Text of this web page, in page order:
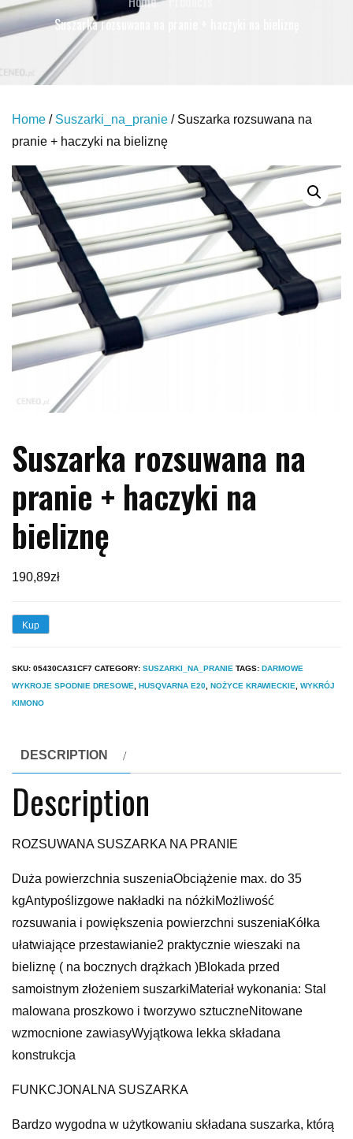
Suszarka rozsuwana na pranie + haczyki na bieliznę
Home / Suszarki_na_pranie / Suszarka rozsuwana na
pranie + haczyki na bieliznę
Suszarka rozsuwana na
pranie + haczyki na
bieliznę
190,89zł
Kup
SKU: 05430CA31CF7 CATEGORY: SUSZARKI_NA_PRANIE TAGS: DARMOWE
WYKROJE SPODNIE DRESOWE, HUSQVARNA E20, NOŻYCE KRAWIECKIE, WYKRÓJ
KIMONO
DESCRIPTION
Description
ROZSUWANA SUSZARKA NA PRANIE
Duża powierzchnia suszeniaObciążenie max. do 35
kgAntypoślizgowe nakładki na nóżkiMożliwość
rozsuwania i powiększenia powierzchni suszeniaKółka
ułatwiające przestawianie2 praktycznie wieszaki na
bieliznę ( na bocznych drążkach )Blokada przed
samoistnym złożeniem suszarkiMateriał wykonania: Stal
malowana proszkowo i tworzywo sztuczneNitowane
wzmocnione zawiasyWyjątkowa lekka składana
konstrukcja
FUNKCJONALNA SUSZARKA
Bardzo wygodna w użytkowaniu składana suszarka, którą